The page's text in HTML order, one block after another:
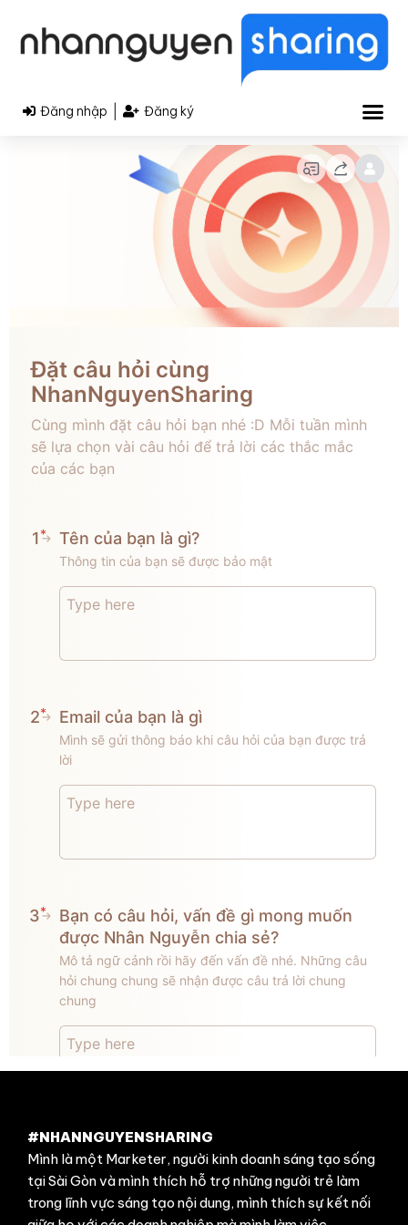
Đăng nhập Đăng ký
#NHANNGUYENSHARING
Mình là một Marketer, người kinh doanh sáng tạo sống
tại Sài Gòn và mình thích hỗ trợ những người trẻ làm
trong lĩnh vực sáng tạo nội dung, mình thích sự kết nối